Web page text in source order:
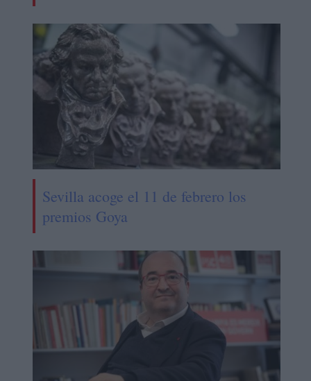
Sevilla acoge el 11 de febrero los
premios Goya